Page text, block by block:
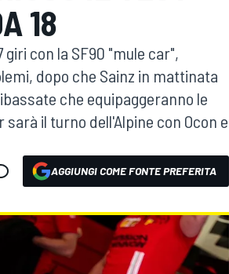
18
con la SF90 "mule car",
dopo che Sainz in mattinata
che equipaggeranno le
il turno dell'Alpine con Ocon e
AGGIUNGI COME FONTE PREFERITA